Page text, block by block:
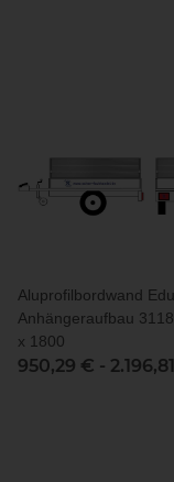
Aluprofilbordwand
Anhängeraufbau
x 1800
950,29 € -